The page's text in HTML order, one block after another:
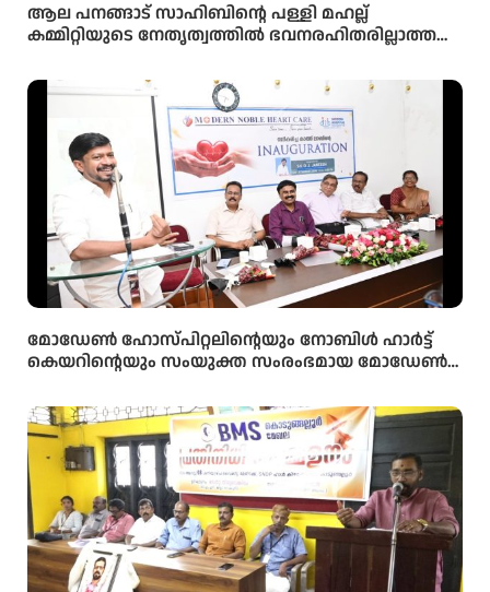
ആല പനങ്ങാട് സാഹിബിൻ്റെ പള്ളി മഹല്ല്
കമ്മിറ്റിയുടെ നേതൃത്വത്തിൽ ഭവനരഹിതരില്ലാത്ത
മത്തെ വീടിൻ്റെ താക്കോൽ ദാനം നടന്നു
മോഡേൺ ഹോസ്‌പിറ്റലിന്റെയും നോബിൾ ഹാർട്ട്
കെയറിന്റെയും സംയുക്ത സംരംഭമായ മോഡേൺ
ഉദ്ഘാടനം മന്ത്രി ഒ ജെ ജനീഷ് നിർവ്വഹിച്ചു.